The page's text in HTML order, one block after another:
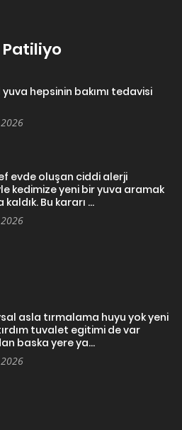
Patiliyo
hepsinin bakımı tedavisi
evde oluşan ciddi alerji
kedimize yeni bir yuva aramak
Bu kararı ...
asla tırmalama huyu yok yeni
tuvalet egitimi de var
baska yere ya...